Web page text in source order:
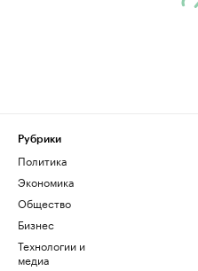
Рубрики
Политика
Экономика
Общество
Бизнес
Технологии и
медиа